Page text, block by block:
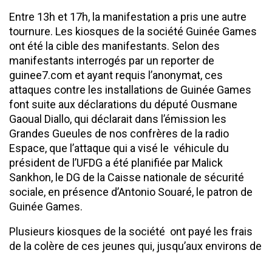
Entre 13h et 17h, la manifestation a pris une autre
tournure. Les kiosques de la société Guinée Games
ont été la cible des manifestants. Selon des
manifestants interrogés par un reporter de
guinee7.com et ayant requis l’anonymat, ces
attaques contre les installations de Guinée Games
font suite aux déclarations du député Ousmane
Gaoual Diallo, qui déclarait dans l’émission les
Grandes Gueules de nos confrères de la radio
Espace, que l’attaque qui a visé le véhicule du
président de l’UFDG a été planifiée par Malick
Sankhon, le DG de la Caisse nationale de sécurité
sociale, en présence d’Antonio Souaré, le patron de
Guinée Games.
Plusieurs kiosques de la société ont payé les frais
de la colère de ces jeunes qui, jusqu’aux environs de